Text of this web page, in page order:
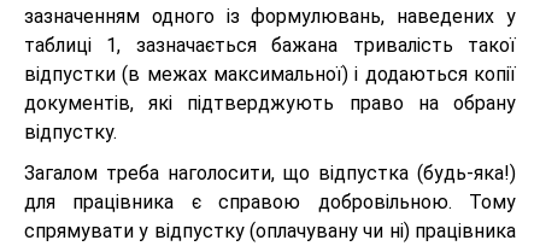
зазначенням одного із формулювань, наведених у
таблиці 1, зазначається бажана тривалість такої
відпустки (в межах максимальної) і додаються копії
документів, які підтверджують право на обрану
відпустку.
Загалом треба наголосити, що відпустка (будь-яка!)
для працівника є справою добровільною. Тому
спрямувати у відпустку (оплачувану чи ні) працівника